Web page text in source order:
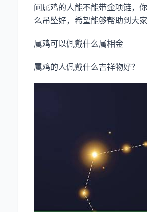
问属鸡的人能不能带金项链，
么吊坠好，希望能够帮助到大家
属鸡可以佩戴什么属相金
属鸡的人佩戴什么吉祥物好？